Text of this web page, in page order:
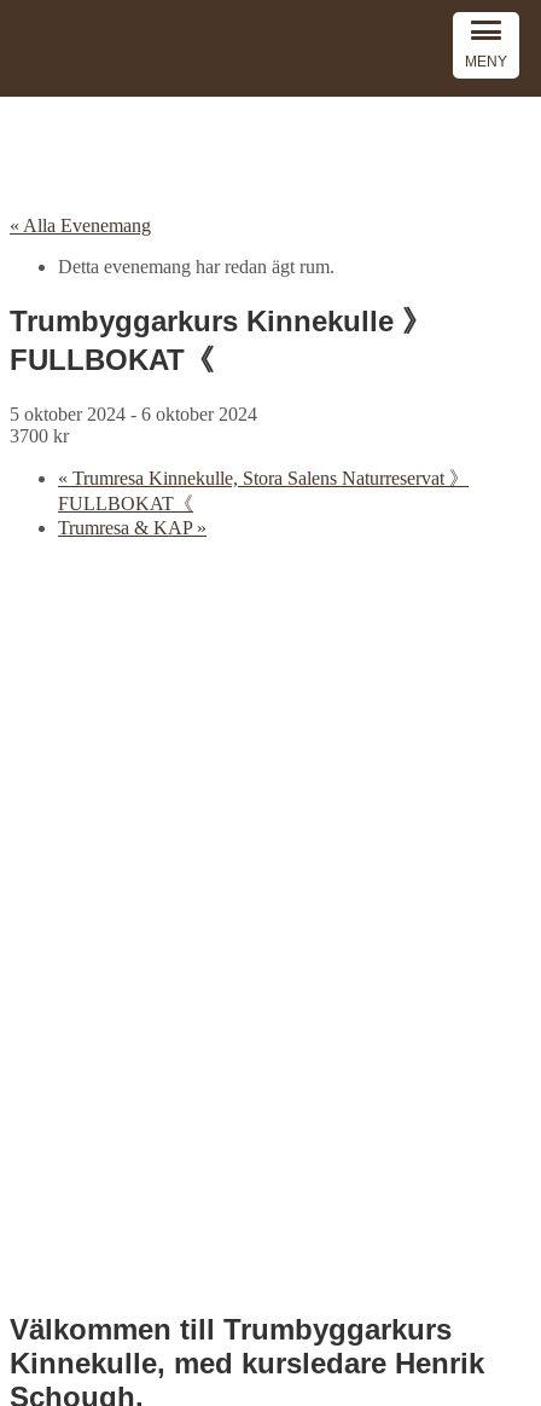
MENY
« Alla Evenemang
Detta evenemang har redan ägt rum.
Trumbyggarkurs Kinnekulle 》
FULLBOKAT《
5 oktober 2024 - 6 oktober 2024
3700 kr
« Trumresa Kinnekulle, Stora Salens Naturreservat 》
FULLBOKAT《
Trumresa & KAP »
Välkommen till Trumbyggarkurs
Kinnekulle, med kursledare Henrik
Schough.